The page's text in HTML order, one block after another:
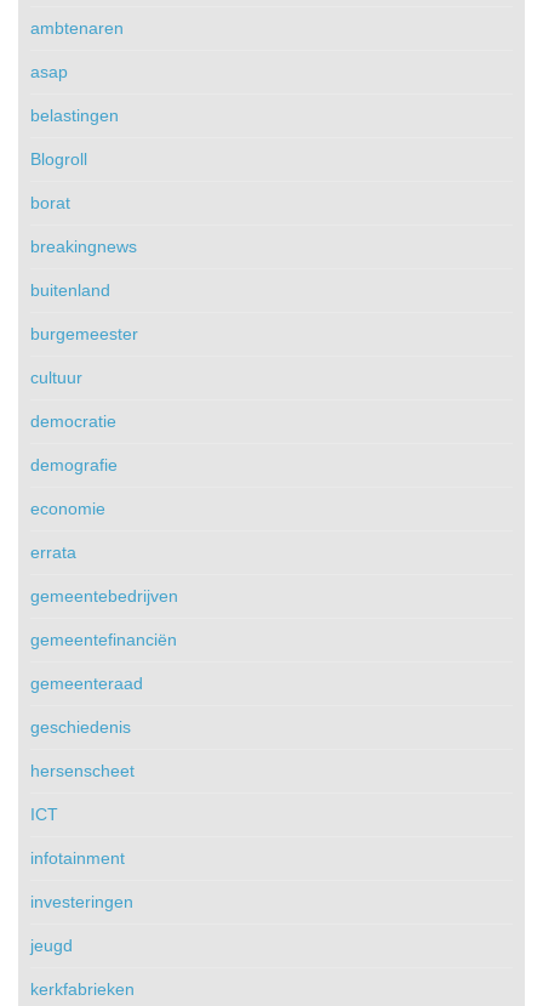
ambtenaren
asap
belastingen
Blogroll
borat
breakingnews
buitenland
burgemeester
cultuur
democratie
demografie
economie
errata
gemeentebedrijven
gemeentefinanciën
gemeenteraad
geschiedenis
hersenscheet
ICT
infotainment
investeringen
jeugd
kerkfabrieken